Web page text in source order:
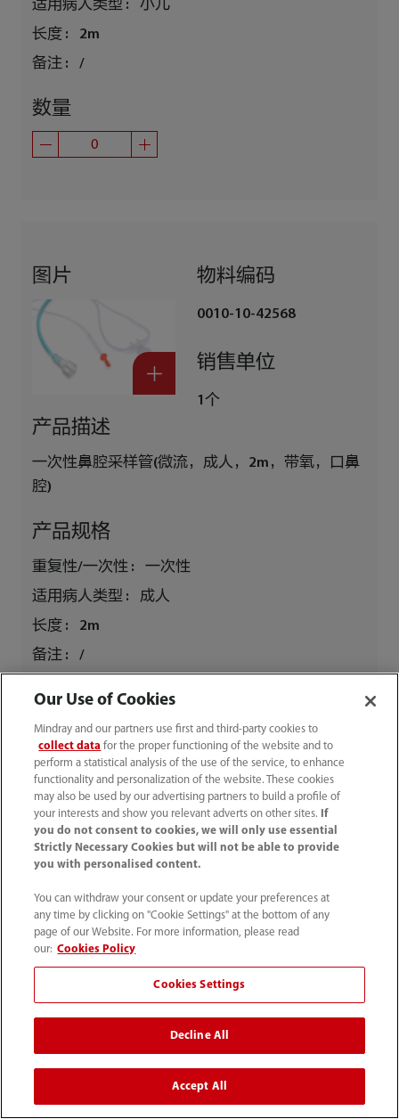
适用病人类型 :
小儿
长度 :
2m
备注 :
/
数量
图片 物料编码
0010-10-42568
销售单位
1个
产品描述
一次性鼻腔采样管(微流，成人，2m，带氧，口鼻
腔)
产品规格
重复性/一次性 :
一次性
适用病人类型 :
成人
长度 :
2m
备注 :
/
数量
加载更多
Our Use of Cookies
Mindray and our partners use first and third-party cookies to
collect data for the proper functioning of the website and to
perform a statistical analysis of the use of the service, to enhance
functionality and personalization of the website. These cookies
may also be used by our advertising partners to build a profile of
your interests and show you relevant adverts on other sites.
If
you do not consent to cookies, we will only use essential
Strictly Necessary Cookies but will not be able to provide
you with personalised content.
You can withdraw your consent or update your preferences at
any time by clicking on "Cookie Settings" at the bottom of any
page of our Website. For more information, please read
our: Cookies Policy
Cookies Settings
Decline All
Accept All